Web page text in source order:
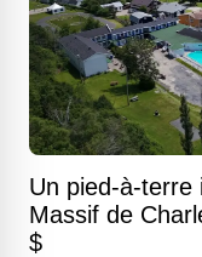
Un pied-à-terre
Massif de
$